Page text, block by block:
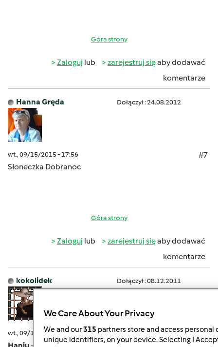
Góra strony
Zaloguj lub zarejestruj sięaby dodawać
komentarze
Hanna Gręda Dołączył : 24.08.2012
wt., 09/15/2015 - 17:56
#7
Słoneczka Dobranoc
Góra strony
Zaloguj lub zarejestruj sięaby dodawać
komentarze
kokolidek Dołączył : 08.12.2011
wt., 09/15/2015 - 18:59
#8
We Care About Your Privacy
We and our315 partners store and access personal
unique identifiers, on your device. Selecting I